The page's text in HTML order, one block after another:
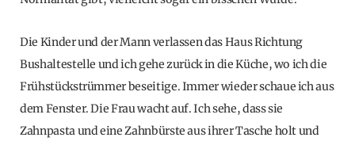
Die Kinder und der Mann verlassen das Haus Richtung
Bushaltestelle und ich gehe zurück in die Küche, wo ich die
Frühstückstrümmer beseitige. Immer wieder schaue ich aus
dem Fenster. Die Frau wacht auf. Ich sehe, dass sie
Zahnpasta und eine Zahnbürste aus ihrer Tasche holt und